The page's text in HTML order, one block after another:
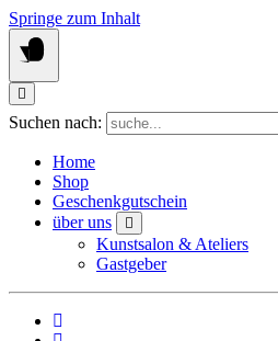
Springe zum Inhalt
Suchen nach:
Home
Shop
Geschenkgutschein
über uns
Kunstsalon & Ateliers
Gastgeber